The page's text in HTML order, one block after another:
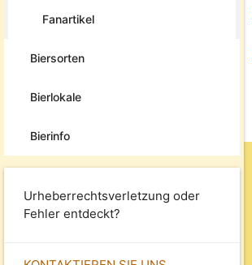
Fanartikel
Biersorten
Bierlokale
Bierinfo
Urheberrechtsverletzung oder
Fehler entdeckt?